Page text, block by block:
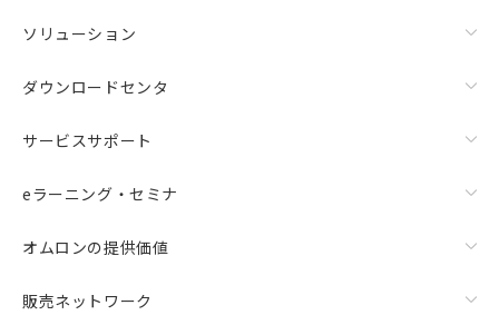
ソリューション
ダウンロードセンタ
サービスサポート
eラーニング・セミナ
オムロンの提供価値
販売ネットワーク